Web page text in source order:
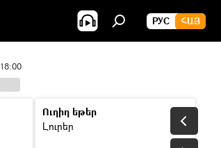
РУС ՀԱՅ
18:00
Ուղիղ եթեր
Լուրեր